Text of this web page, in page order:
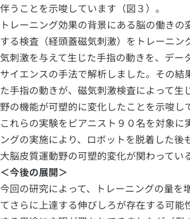
伴うことを示唆しています（図３）。
トレーニング効果の背景にある脳の働き
する検査（経頭蓋磁気刺激）をトレーニ
気刺激を与えて生じた手指の動きを、デ
サイエンスの手法で解析しました。その
た手指の動きが、磁気刺激検査によって
野の機能が可塑的に変化したことを示唆し
これらの実験をピアニスト９０名を対象
ングの実施により、ロボットを脱着した
大脳皮質運動野の可塑的変化が関わってい
＜今後の展開＞
今回の研究によって、トレーニングの量
てさらに上達する伸びしろが存在する可